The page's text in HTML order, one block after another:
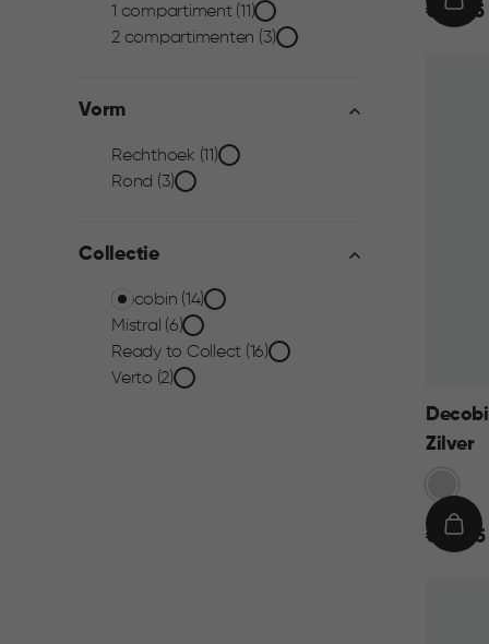
Aantal
filter
1 compartiment (11)
2 compartimenten (3)
Vorm
Vorm
Rechthoek (11)
Rond (3)
Collectie
Collectie
filter
Decobin (14)
Mistral (6)
Ready to Collect (16)
Verto (2)
€€ 59,95
IN
Zilver
€€ 49,95
IN